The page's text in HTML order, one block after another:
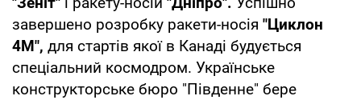
завершено розробку ракети-носія "Циклон
4М", для стартів якої в Канаді будується
спеціальний космодром. Українське
конструкторське бюро "Південне" бере